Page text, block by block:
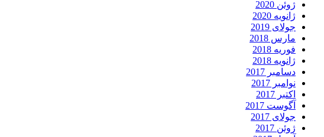
ژوئن 2020
ژانویه 2020
جولای 2019
مارس 2018
فوریه 2018
ژانویه 2018
دسامبر 2017
نوامبر 2017
اکتبر 2017
آگوست 2017
جولای 2017
ژوئن 2017